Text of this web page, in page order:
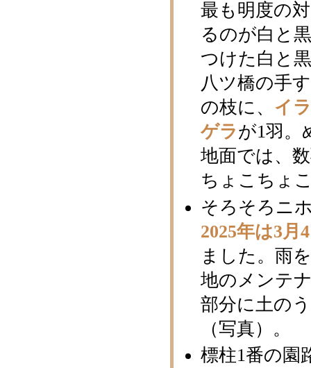
最も明度の
るのが白と
つけた白と
八ツ橋の手
の枝に、 イ
ゲラが1羽。
地面では、
ちょこちょ
そろそろニ
2025年は3月
ました。雨
地のメンテ
部分に土の
（写真）。
標柱1番の園